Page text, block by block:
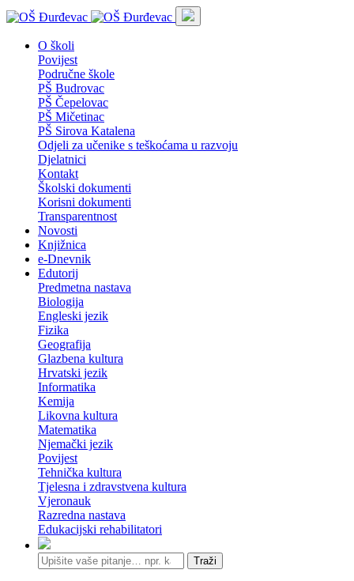
O školi
Povijest
Područne škole
PŠ Budrovac
PŠ Čepelovac
PŠ Mičetinac
PŠ Sirova Katalena
Odjeli za učenike s teškoćama u razvoju
Djelatnici
Kontakt
Školski dokumenti
Korisni dokumenti
Transparentnost
Novosti
Knjižnica
e-Dnevnik
Edutorij
Predmetna nastava
Biologija
Engleski jezik
Fizika
Geografija
Glazbena kultura
Hrvatski jezik
Informatika
Kemija
Likovna kultura
Matematika
Njemački jezik
Povijest
Tehnička kultura
Tjelesna i zdravstvena kultura
Vjeronauk
Razredna nastava
Edukacijski rehabilitatori
Traži